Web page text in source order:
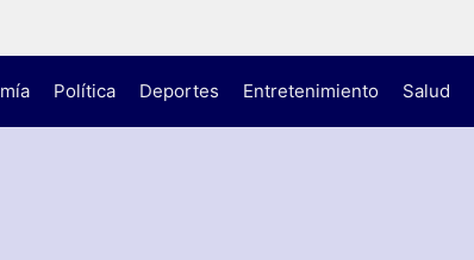
Política Deportes Entretenimiento Salud